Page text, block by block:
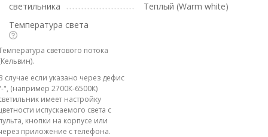
светильника
Теплый (Warm white)
Температура света
светового потока
случае если указано через дефис
", (например 2700К-6500К)
имеет настройку
испускаемого света с
кнопки на корпусе или
приложение с телефона.